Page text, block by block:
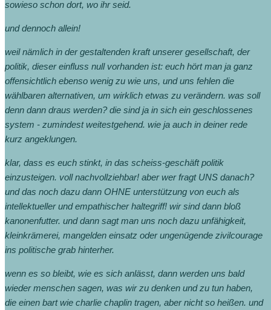
sowieso schon dort, wo ihr seid.
und dennoch allein!
weil nämlich in der gestaltenden kraft unserer gesellschaft, der
politik, dieser einfluss null vorhanden ist: euch hört man ja ganz
offensichtlich ebenso wenig zu wie uns, und uns fehlen die
wählbaren alternativen, um wirklich etwas zu verändern. was soll
denn dann draus werden? die sind ja in sich ein geschlossenes
system - zumindest weitestgehend. wie ja auch in deiner rede
kurz angeklungen.
klar, dass es euch stinkt, in das scheiss-geschäft politik
einzusteigen. voll nachvollziehbar! aber wer fragt UNS danach?
und das noch dazu dann OHNE unterstützung von euch als
intellektueller und empathischer haltegriff! wir sind dann bloß
kanonenfutter. und dann sagt man uns noch dazu unfähigkeit,
kleinkrämerei, mangelden einsatz oder ungenügende zivilcourage
ins politische grab hinterher.
wenn es so bleibt, wie es sich anlässt, dann werden uns bald
wieder menschen sagen, was wir zu denken und zu tun haben,
die einen bart wie charlie chaplin tragen, aber nicht so heißen. und